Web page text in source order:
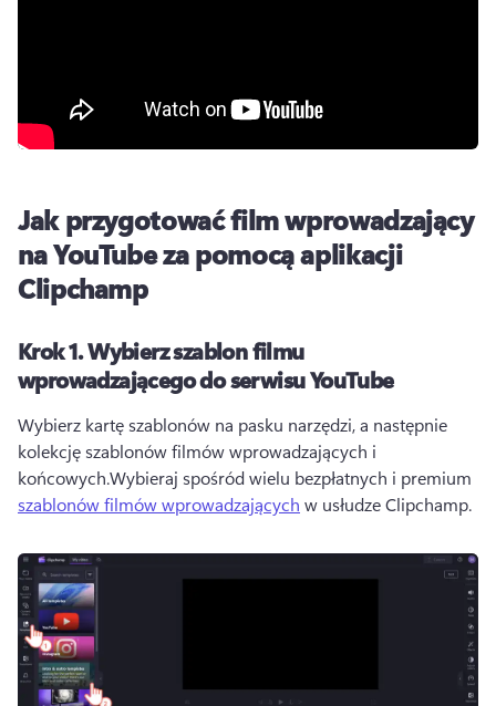
Jak przygotować film wprowadzający
na YouTube za pomocą aplikacji
Clipchamp
Krok 1.Wybierz szablon filmu
wprowadzającego do serwisu YouTube
Wybierz kartę szablonów na pasku narzędzi, a następnie
kolekcję szablonów filmów wprowadzających i
końcowych.Wybieraj spośród wielu bezpłatnych i premium
szablonów filmów wprowadzających w usłudze Clipchamp.